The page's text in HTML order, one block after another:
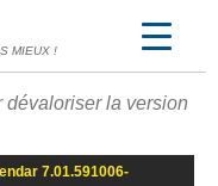
MIEUX !
dévaloriser la version
7.01.591006-